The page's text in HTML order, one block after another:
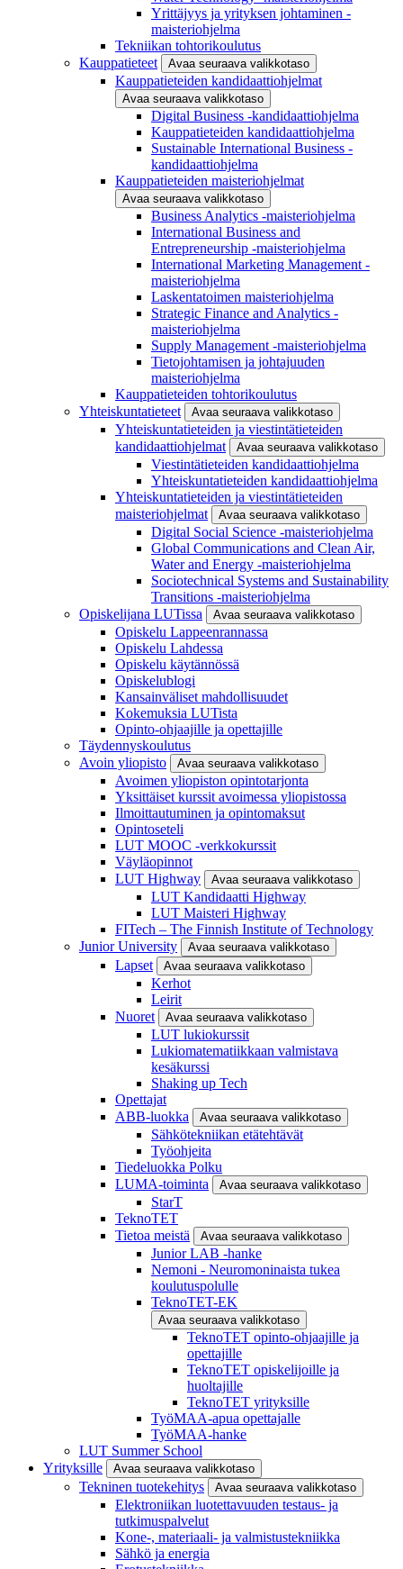
Yrittäjyys ja yrityksen johtaminen -
maisteriohjelma
Tekniikan tohtorikoulutus
Kauppatieteet
Avaa seuraava valikkotaso
Kauppatieteiden kandidaattiohjelmat
Avaa seuraava valikkotaso
Digital Business -kandidaattiohjelma
Kauppatieteiden kandidaattiohjelma
Sustainable International Business -
kandidaattiohjelma
Kauppatieteiden maisteriohjelmat
Avaa seuraava valikkotaso
Business Analytics -maisteriohjelma
International Business and
Entrepreneurship -maisteriohjelma
International Marketing Management -
maisteriohjelma
Laskentatoimen maisteriohjelma
Strategic Finance and Analytics -
maisteriohjelma
Supply Management -maisteriohjelma
Tietojohtamisen ja johtajuuden
maisteriohjelma
Kauppatieteiden tohtorikoulutus
Yhteiskuntatieteet
Avaa seuraava valikkotaso
Yhteiskuntatieteiden ja viestintätieteiden
kandidaattiohjelmat
Avaa seuraava valikkotaso
Viestintätieteiden kandidaattiohjelma
Yhteiskuntatieteiden kandidaattiohjelma
Yhteiskuntatieteiden ja viestintätieteiden
maisteriohjelmat
Avaa seuraava valikkotaso
Digital Social Science -maisteriohjelma
Global Communications and Clean Air,
Water and Energy -maisteriohjelma
Sociotechnical Systems and Sustainability
Transitions -maisteriohjelma
Opiskelijana LUTissa
Avaa seuraava valikkotaso
Opiskelu Lappeenrannassa
Opiskelu Lahdessa
Opiskelu käytännössä
Opiskelublogi
Kansainväliset mahdollisuudet
Kokemuksia LUTista
Opinto-ohjaajille ja opettajille
Täydennyskoulutus
Avoin yliopisto
Avaa seuraava valikkotaso
Avoimen yliopiston opintotarjonta
Yksittäiset kurssit avoimessa yliopistossa
Ilmoittautuminen ja opintomaksut
Opintoseteli
LUT MOOC -verkkokurssit
Väyläopinnot
LUT Highway
Avaa seuraava valikkotaso
LUT Kandidaatti Highway
LUT Maisteri Highway
FITech – The Finnish Institute of Technology
Junior University
Avaa seuraava valikkotaso
Lapset Avaa seuraava valikkotaso
Kerhot
Leirit
Nuoret
Avaa seuraava valikkotaso
LUT lukiokurssit
Lukiomatematiikkaan valmistava
kesäkurssi
Shaking up Tech
Opettajat
ABB-luokka
Avaa seuraava valikkotaso
Sähkötekniikan etätehtävät
Työohjeita
Tiedeluokka Polku
LUMA-toiminta
Avaa seuraava valikkotaso
StarT
TeknoTET
Tietoa meistä
Avaa seuraava valikkotaso
Junior LAB -hanke
Nemoni - Neuromoninaista tukea
koulutuspolulle
TeknoTET-EK
Avaa seuraava valikkotaso
TeknoTET opinto-ohjaajille ja
opettajille
TeknoTET opiskelijoille ja
huoltajille
TeknoTET yrityksille
TyöMAA-apua opettajalle
TyöMAA-hanke
LUT Summer School
Yrityksille
Avaa seuraava valikkotaso
Tekninen tuotekehitys Avaa seuraava valikkotaso
Elektroniikan luotettavuuden testaus- ja
tutkimuspalvelut
Kone-, materiaali- ja valmistustekniikka
Sähkö ja energia